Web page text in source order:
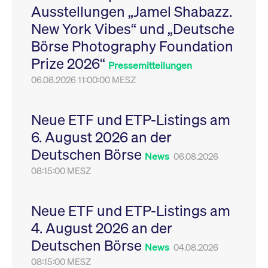
Ausstellungen „Jamel Shabazz.
New York Vibes“ und „Deutsche
Börse Photography Foundation
Prize 2026“ Pressemitteilungen
06.08.2026 11:00:00 MESZ
Neue ETF und ETP-Listings am
6. August 2026 an der
Deutschen Börse News 06.08.2026
08:15:00 MESZ
Neue ETF und ETP-Listings am
4. August 2026 an der
Deutschen Börse News 04.08.2026
08:15:00 MESZ
Leistung der Website
zu messen. Es handelt
sich um ein Muster-
Cookie, bei dem auf
das Präfix _pk_ses
eine kurze Reihe von
VISITOR_PRIVACY_METADATA
YouTube
.youtube.com
6
Monate
Dieses Cookie dient
Speicherung der
Einwilligungs- und
des Nutzers für ihre
Interaktion mit der
Sitzungen geehrt